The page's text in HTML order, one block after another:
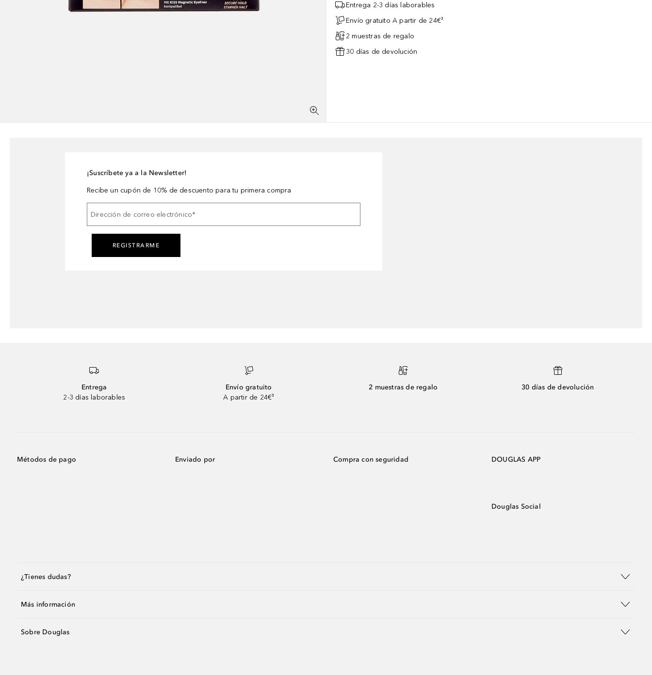
Entrega 2-3 días laborables
Envío gratuito A partir de 24€³
2 muestras de regalo
30 días de devolución
¡Suscríbete ya a la Newsletter!
Recibe un cupón de 10% de descuento para tu primera compra
Dirección de correo electrónico*
REGISTRARME
Entrega
2-3 días laborables
Envío gratuito
A partir de 24€³
2 muestras de regalo 30 días de devolución
Métodos de pago Enviado por Compra con seguridad DOUGLAS APP
Douglas Social
¿Tienes dudas?
Más información
Sobre Douglas